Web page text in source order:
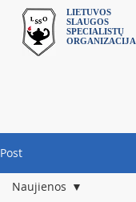
LIETUVOS
SLAUGOS
SPECIALISTŲ
ORGANIZACIJA
Post
Naujienos